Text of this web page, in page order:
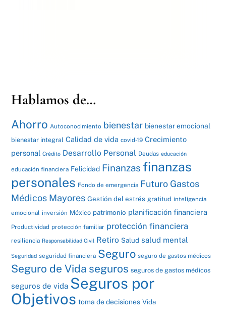
Hablamos de…
Ahorro Autoconocimiento bienestar bienestar emocional
bienestar integral Calidad de vida covid-19 Crecimiento
personal Crédito Desarrollo Personal Deudas educación
educación financiera Felicidad Finanzas finanzas
personales Fondo de emergencia Futuro Gastos
Médicos Mayores Gestión del estrés gratitud inteligencia
emocional inversión México patrimonio planificación financiera
Productividad protección familiar protección financiera
resiliencia Responsabilidad Civil Retiro Salud salud mental
Seguridad seguridad financiera Seguro seguro de gastos médicos
Seguro de Vida seguros seguros de gastos médicos
seguros de vida Seguros por
Objetivos toma de decisiones Vida